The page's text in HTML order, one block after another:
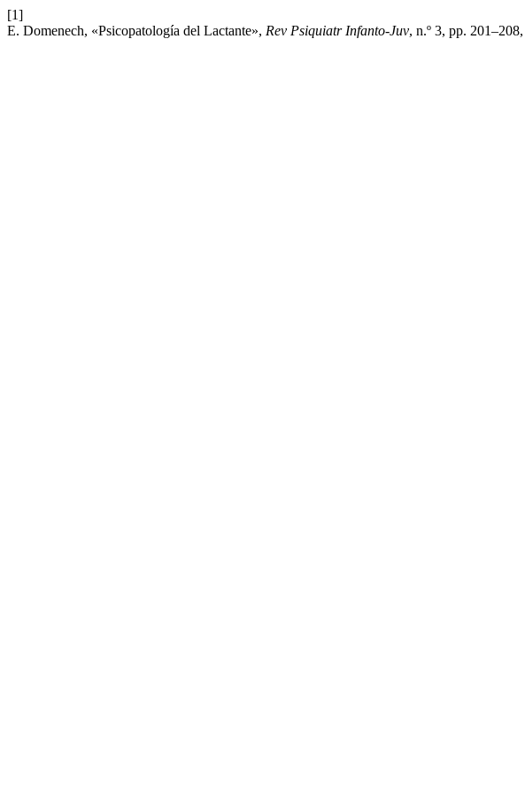
[1]
E. Domenech, «Psicopatología del Lactante», Rev Psiquiatr Infanto-Juv, n.º 3, pp.